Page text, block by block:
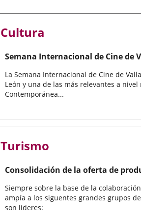
Cultura
Semana Internacional de Cine de
La Semana Internacional de Cine de
León y una de las más relevantes a
Contemporánea...
Turismo
Consolidación de la oferta de
Siempre sobre la base de la
ampía a los siguentes grandes grupos
son líderes: